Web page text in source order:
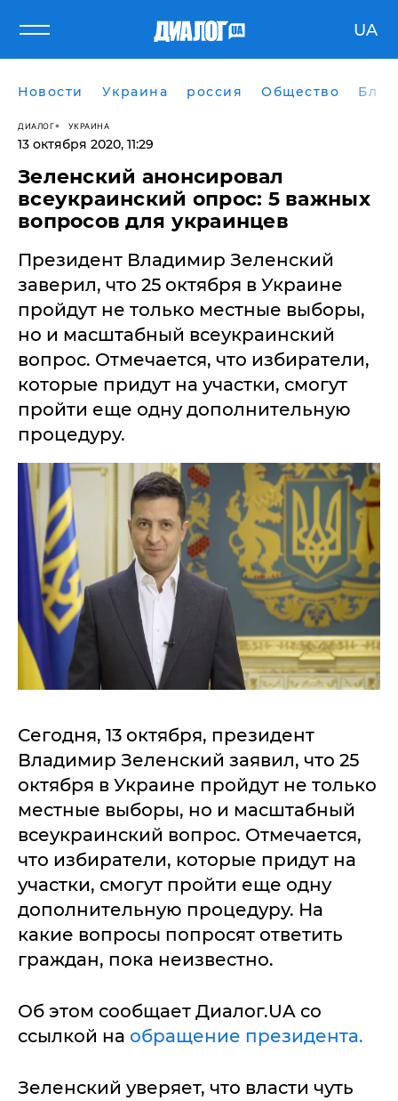
UA
Новости Украина россия Общество
ДИАЛОГ УКРАИНА
13 октября 2020, 11:29
Зеленский анонсировал
всеукраинский опрос: 5 важных
вопросов для украинцев
Президент Владимир Зеленский
заверил, что 25 октября в Украине
пройдут не только местные выборы,
но и масштабный всеукраинский
вопрос. Отмечается, что избиратели,
которые придут на участки, смогут
пройти еще одну дополнительную
процедуру.
Сегодня, 13 октября, президент
Владимир Зеленский заявил, что 25
октября в Украине пройдут не только
местные выборы, но и масштабный
всеукраинский вопрос. Отмечается,
что избиратели, которые придут на
участки, смогут пройти еще одну
дополнительную процедуру. На
какие вопросы попросят ответить
граждан, пока неизвестно.
Об этом сообщает Диалог.UA со
ссылкой на обращение президента.
Зеленский уверяет, что власти чуть